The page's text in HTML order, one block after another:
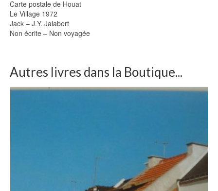
Carte postale de Houat
Le Village 1972
Jack – J.Y. Jalabert
Non écrite – Non voyagée
Autres livres dans la Boutique...